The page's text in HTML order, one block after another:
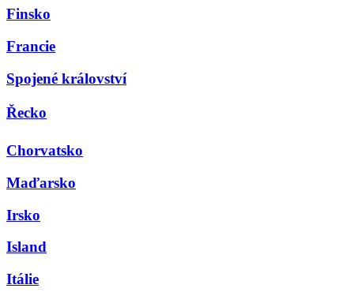
Finsko
Francie
Spojené království
Řecko
Chorvatsko
Maďarsko
Irsko
Island
Itálie